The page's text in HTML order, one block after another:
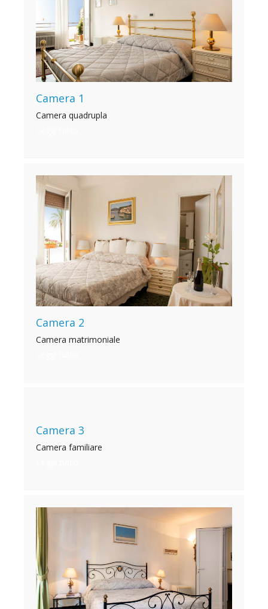
Camera 1
Camera quadrupla
Camera 2
Camera matrimoniale
Camera 3
Camera familiare